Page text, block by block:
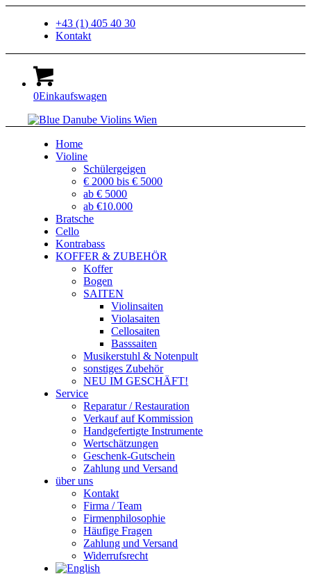
+43 (1) 405 40 30
Kontakt
0Einkaufswagen
Home
Violine
Schülergeigen
€ 2000 bis € 5000
ab € 5000
ab €10.000
Bratsche
Cello
Kontrabass
KOFFER & ZUBEHÖR
Koffer
Bogen
SAITEN
Violinsaiten
Violasaiten
Cellosaiten
Basssaiten
Musikerstuhl & Notenpult
sonstiges Zubehör
NEU IM GESCHÄFT!
Service
Reparatur / Restauration
Verkauf auf Kommission
Handgefertigte Instrumente
Wertschätzungen
Geschenk-Gutschein
Zahlung und Versand
über uns
Kontakt
Firma / Team
Firmenphilosophie
Häufige Fragen
Zahlung und Versand
Widerrufsrecht